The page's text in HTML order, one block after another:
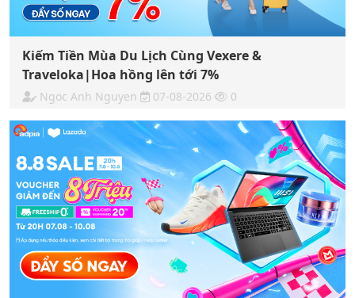
Kiếm Tiền Mùa Du Lịch Cùng Vexere &
Traveloka|Hoa hồng lên tới 7%
Ngoc Anh Nguyen 07-08-2026 0